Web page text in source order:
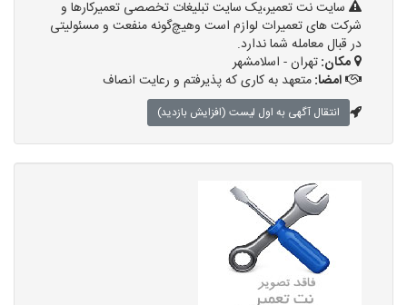
سایت نت تعمیر،یک سایت تبلیغات تخصصی تعمیرکارها و
شرکت های تعمیرات لوازم است وهیچ‌گونه منفعت و مسئولیتی
در قبال معامله شما ندارد.
مکان:تهران - اسلامشهر
امضا:متعهد به کاری که پذیرفتم و رعایت انصاف
انتقال آگهی به اول لیست (افزایش بازدید)